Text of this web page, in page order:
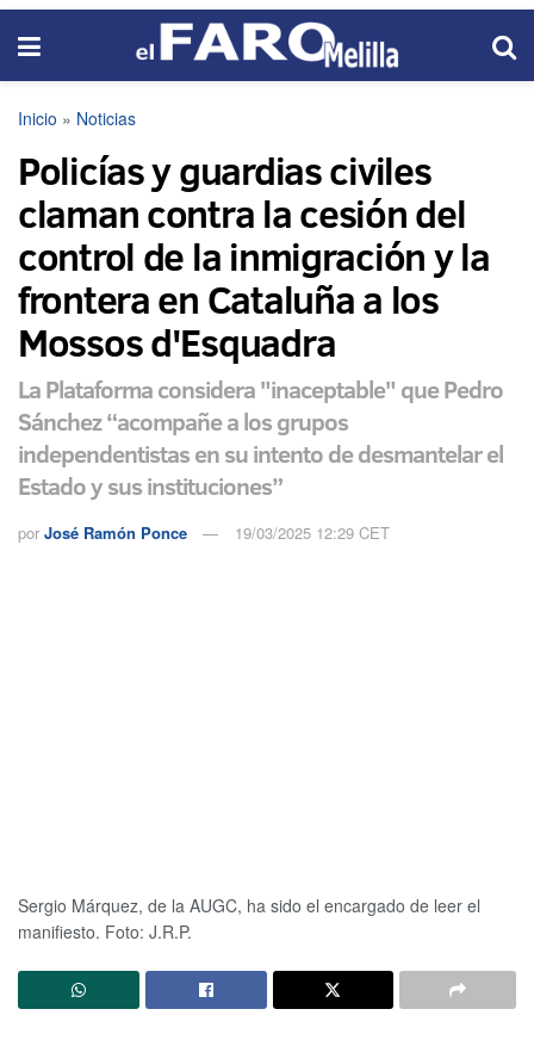
Inicio » Noticias
Policías y guardias civiles
claman contra la cesión del
control de la inmigración y la
frontera en Cataluña a los
Mossos d'Esquadra
La Plataforma considera "inaceptable" que Pedro
Sánchez “acompañe a los grupos
independentistas en su intento de desmantelar el
Estado y sus instituciones”
por José Ramón Ponce 19/03/2025 12:29 CET
Sergio Márquez, de la AUGC, ha sido el encargado de leer el
manifiesto. Foto: J.R.P.